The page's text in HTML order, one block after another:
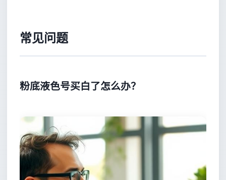
常见问题
粉底液色号买白了怎么办？